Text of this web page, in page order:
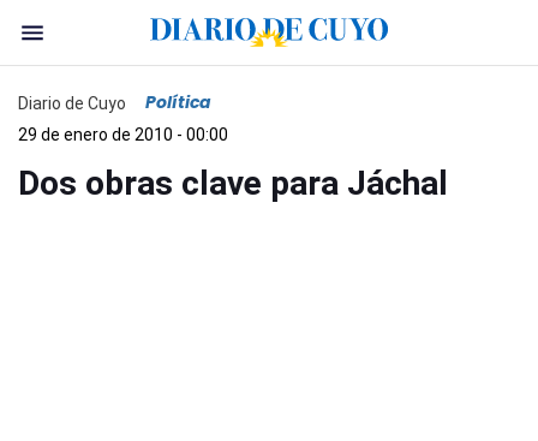
Diario de Cuyo Política
29 de enero de 2010 - 00:00
Dos obras clave para Jáchal